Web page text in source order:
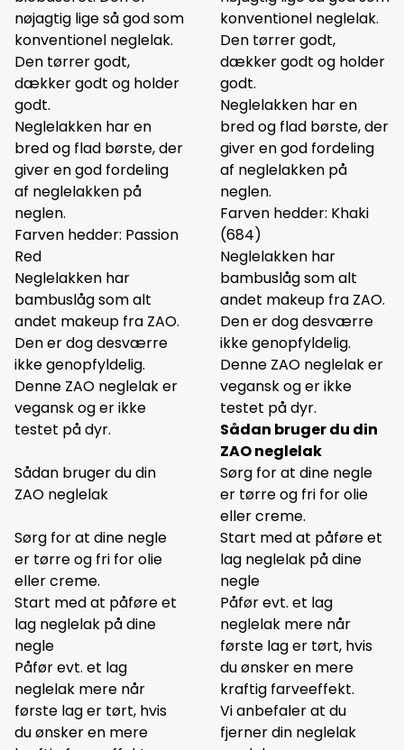
nøjagtig lige så god som
konventionel neglelak.
Den tørrer godt,
dækker godt og holder
godt.
Neglelakken har en
bred og flad børste, der
giver en god fordeling
af neglelakken på
neglen.
Farven hedder: Passion
Red
Neglelakken har
bambuslåg som alt
andet makeup fra ZAO.
Den er dog desværre
ikke genopfyldelig.
Denne ZAO neglelak er
vegansk og er ikke
testet på dyr.
Sådan bruger du din
ZAO neglelak
Sørg for at dine negle
er tørre og fri for olie
eller creme.
Start med at påføre et
lag neglelak på dine
negle
Påfør evt. et lag
neglelak mere når
første lag er tørt, hvis
du ønsker en mere
konventionel neglelak.
Den tørrer godt,
dækker godt og holder
godt.
Neglelakken har en
bred og flad børste, der
giver en god fordeling
af neglelakken på
neglen.
Farven hedder: Khaki
(684)
Neglelakken har
bambuslåg som alt
andet makeup fra ZAO.
Den er dog desværre
ikke genopfyldelig.
Denne ZAO neglelak er
vegansk og er ikke
testet på dyr.
Sådan bruger du din
ZAO neglelak
Sørg for at dine negle
er tørre og fri for olie
eller creme.
Start med at påføre et
lag neglelak på dine
negle
Påfør evt. et lag
neglelak mere når
første lag er tørt, hvis
du ønsker en mere
kraftig farveeffekt.
Vi anbefaler at du
fjerner din neglelak